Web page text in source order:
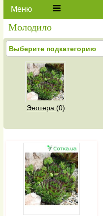
Меню
Молодило
Выберите подкатегорию
Энотера (0)